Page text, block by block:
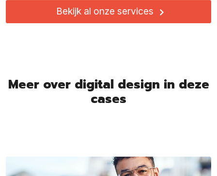
Bekijk al onze services
Meer over digital design in deze
cases